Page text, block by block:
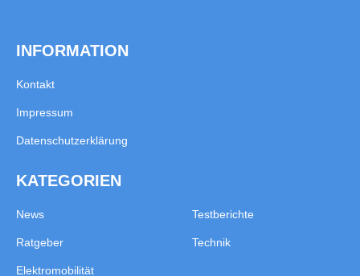
INFORMATION
Kontakt
Impressum
Datenschutzerklärung
KATEGORIEN
News Testberichte
Ratgeber Technik
Elektromobilität